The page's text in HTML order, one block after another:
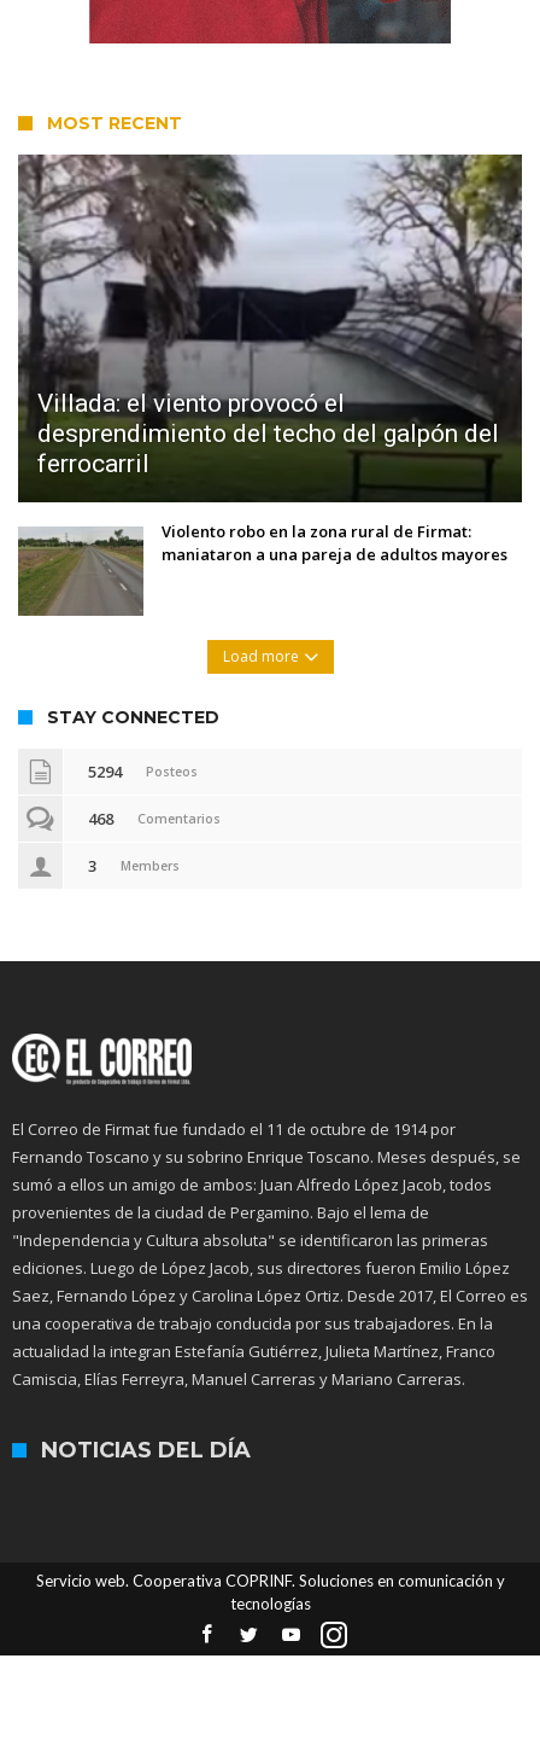
MOST RECENT
Villada: el viento provocó el
desprendimiento del techo del galpón del
ferrocarril
Violento robo en la zona rural de Firmat:
maniataron a una pareja de adultos mayores
Load more
STAY CONNECTED
5294 Posteos
468 Comentarios
3 Members
El Correo de Firmat fue fundado el 11 de octubre de 1914 por
Fernando Toscano y su sobrino Enrique Toscano. Meses después, se
sumó a ellos un amigo de ambos: Juan Alfredo López Jacob, todos
provenientes de la ciudad de Pergamino. Bajo el lema de
"Independencia y Cultura absoluta" se identificaron las primeras
ediciones. Luego de López Jacob, sus directores fueron Emilio López
Saez, Fernando López y Carolina López Ortiz. Desde 2017, El Correo es
una cooperativa de trabajo conducida por sus trabajadores. En la
actualidad la integran Estefanía Gutiérrez, Julieta Martínez, Franco
Camiscia, Elías Ferreyra, Manuel Carreras y Mariano Carreras.
NOTICIAS DEL DÍA
Servicio web. Cooperativa COPRINF. Soluciones en comunicación y
tecnologías